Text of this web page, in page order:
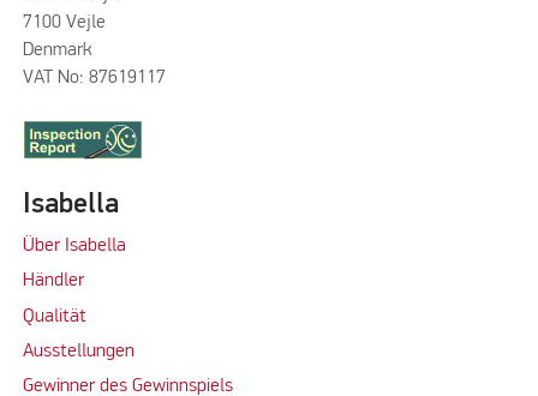
7100 Vejle
Denmark
VAT No: 87619117
Isabella
Über Isabella
Händler
Qualität
Ausstellungen
Gewinner des Gewinnspiels